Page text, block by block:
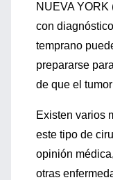
NUEVA YORK
con
temprano
prepararse
de que el
Existen varios
este tipo de
opinión
otras